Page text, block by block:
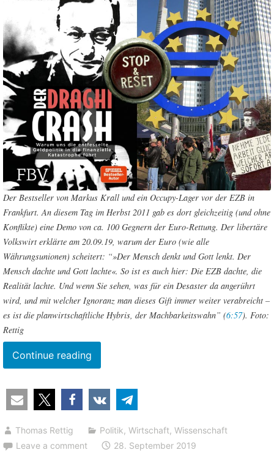
Der Bestseller von Markus Krall und ein Occupy-Lager vor derEZB in
Frankfurt. An diesem Tag im Herbst 2011 gab es dort gleichzeitig (und ohne
Konflikte) eine Demo von ca. 100 Gegnern der Euro-Rettung. Der libertäre
Volkswirt erklärte am 20.09.19, warum der Euro (wie alle
Währungsunionen) scheitert: “»Der Mensch denkt und Gott lenkt. Der
Mensch dachte und Gott lachte«. So ist es auch hier: Die EZB dachte, die
Realität lachte. Und wenn Sie sehen, was für ein Desaster da angerührt
wird, und mit welcher Ignoranz man dieses Gift immer weiter verabreicht –
es ist die planwirtschaftliche Hybris, der Machbarkeitswahn” (6:57). Foto:
Rettig
Continue reading
Krall:
Der
Crash
Chance
Thomas Rettig Politik, Wirtschaft, Wissenschaft
Leave a comment
28. September 2019